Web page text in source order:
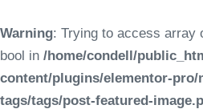
Warning: Trying to access array
bool in /home/condell/
content/plugins/elementor-pro/
tags/tags/post-featured-